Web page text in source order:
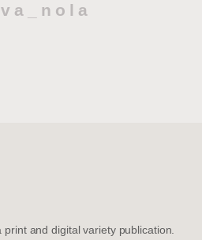
print and digital variety publication.